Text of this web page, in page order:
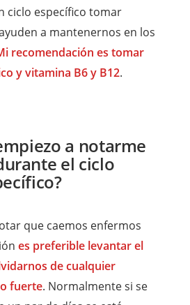
ciclo específico tomar
a mantenernos en los
recomendación es tomar
y vitamina B6 y B12.
a notarme
el ciclo
que caemos enfermos
es preferible levantar el
de cualquier
fuerte. Normalmente si se